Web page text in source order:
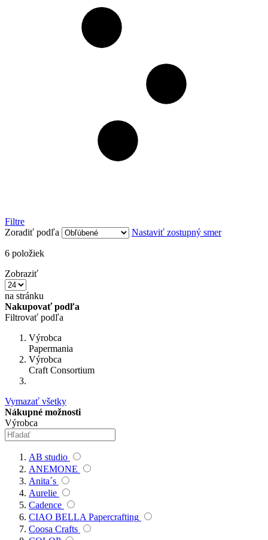
Filtre
Zoradiť podľa
Nastaviť zostupný smer
6 položiek
Zobraziť
na stránku
Nakupovať podľa
Filtrovať podľa
Výrobca
Papermania
Výrobca
Craft Consortium
Vymazať všetky
Nákupné možnosti
Výrobca
AB studio
ANEMONE
Anita´s
Aurelie
Cadence
CIAO BELLA Papercrafting
Coosa Crafts